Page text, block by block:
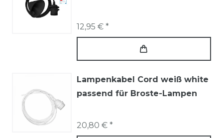
12,95 € *
Lampenkabel Cord weiß white
passend für Broste-Lampen
20,80 € *